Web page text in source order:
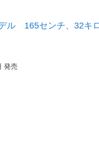
ル 165センチ、32キ
発売